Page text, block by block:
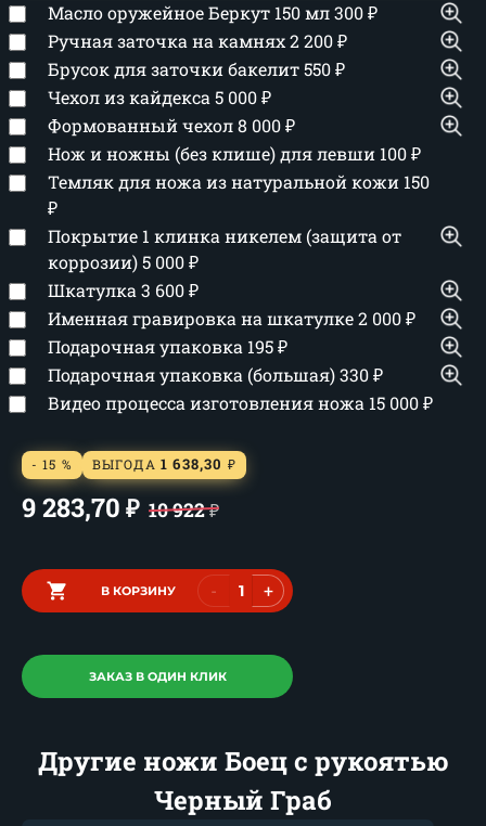
Масло оружейное Беркут 150 мл300₽
Ручная заточка на камнях2 200₽
Брусок для заточки бакелит550₽
Чехол из кайдекса 5 000₽
Формованный чехол8 000₽
Нож и ножны (без клише) для левши 100₽
Темляк для ножа из натуральной кожи 150
₽
Покрытие 1 клинка никелем (защита от
коррозии)5 000₽
Шкатулка 3 600₽
Именная гравировка на шкатулке2 000₽
Подарочная упаковка 195₽
Подарочная упаковка (большая)330₽
Видео процесса изготовления ножа 15 000₽
- 15 % ВЫГОДА 1 638,30 ₽
9 283,70 ₽ 10 922₽
В КОРЗИНУ - +
ЗАКАЗ В ОДИН КЛИК
Другие ножи Боец с рукоятью
Черный Граб